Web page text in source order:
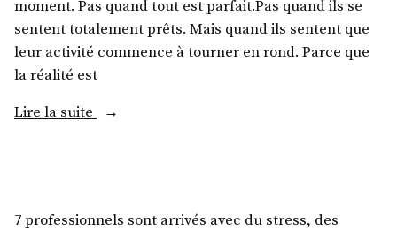
moment. Pas quand tout est parfait.Pas quand ils se
sentent totalement prêts. Mais quand ils sentent que
leur activité commence à tourner en rond. Parce que
la réalité est
Lire la suite
7 professionnels sont arrivés avec du stress, des